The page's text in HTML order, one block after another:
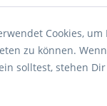
Cookies,
zu können.
solltest, stehen